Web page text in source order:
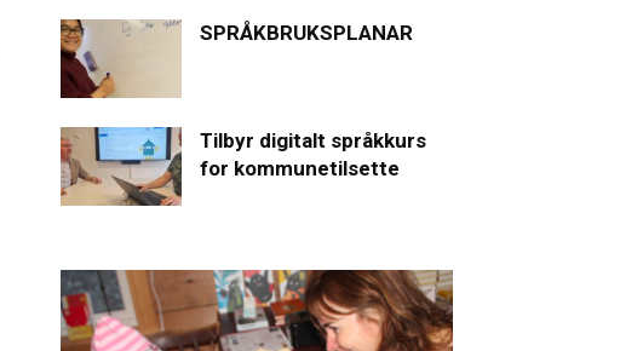
SPRÅKBRUKSPLANAR
Tilbyr digitalt språkkurs
for kommunetilsette